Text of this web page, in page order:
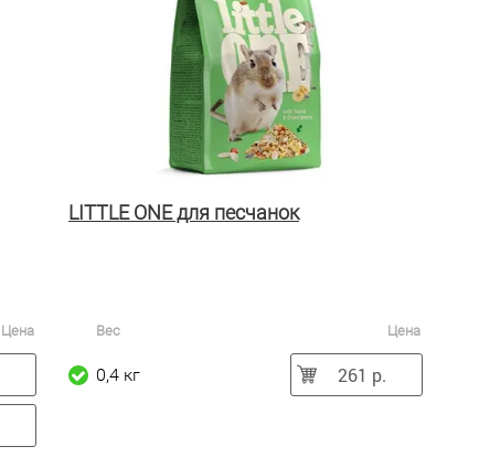
Цена
LITTLE ONE для песчанок
Вес Цена
0,4 кг 261 р.